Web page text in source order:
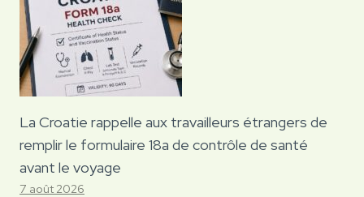
La Croatie rappelle aux travailleurs étrangers de
remplir le formulaire 18a de contrôle de santé
avant le voyage
7 août 2026